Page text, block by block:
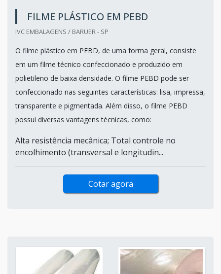
FILME PLÁSTICO EM PEBD
IVC EMBALAGENS / BARUER - SP
O filme plástico em PEBD, de uma forma geral, consiste
em um filme técnico confeccionado e produzido em
polietileno de baixa densidade. O filme PEBD pode ser
confeccionado nas seguintes características: lisa, impressa,
transparente e pigmentada. Além disso, o filme PEBD
possui diversas vantagens técnicas, como:
Alta resistência mecânica; Total controle no
encolhimento (transversal e longitudin...
Cotar agora